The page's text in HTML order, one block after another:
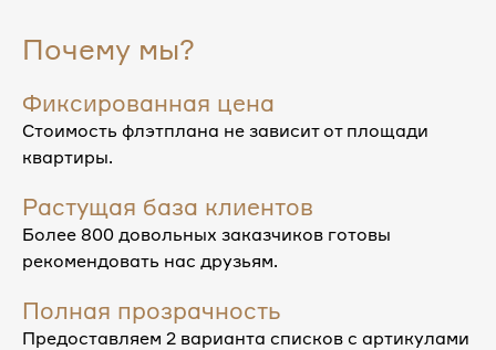
Почему мы?
Фиксированная цена
Стоимость флэтплана не зависит от площади
квартиры.
Растущая база клиентов
Более 800 довольных заказчиков готовы
рекомендовать нас друзьям.
Полная прозрачность
Предоставляем 2 варианта списков с артикулами